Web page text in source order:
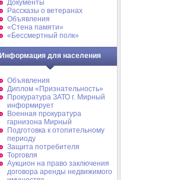
Документы
Рассказы о ветеранах
Объявления
«Стена памяти»
«Бессмертный полк»
Информация для населения
Объявления
Диплом «Признательность»
Прокуратура ЗАТО г. Мирный
информирует
Военная прокуратура
гарнизона Мирный
Подготовка к отопительному
периоду
Защита потребителя
Торговля
Аукцион на право заключения
договора аренды недвижимого